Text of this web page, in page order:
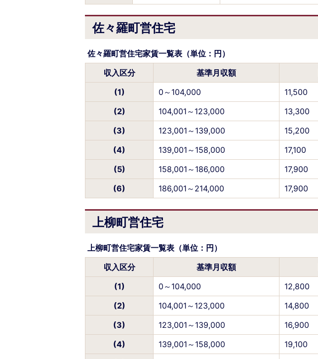
佐々羅町営住宅
佐々羅町営住宅家賃一覧表（単位：円）
収入区分
基準月収額
(1)
0～104,000
11,500
(2)
104,001～123,000
13,300
(3)
123,001～139,000
15,200
(4)
139,001～158,000
17,100
(5)
158,001～186,000
17,900
(6)
186,001～214,000 17,900
上柳町営住宅
上柳町営住宅家賃一覧表（単位：円）
収入区分
基準月収額
(1)
0～104,000
12,800
(2)
104,001～123,000
14,800
(3)
123,001～139,000
16,900
(4)
139,001～158,000
19,100